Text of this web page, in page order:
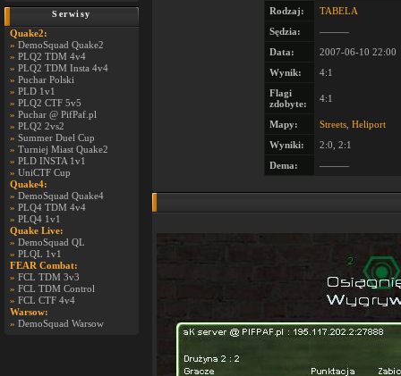
Serwisy
Quake2:
» DemoSquad Quake2
» PLQ2 TDM 4v4
» PLQ2 TDM Insta 4v4
» Puchar Polski
» PLD 1v1
» PLQ2 CTF 5v5
» Puchar @ PifPaf.pl
» PLQ2 2vs2
» Summer Duel Cup
» Turniej Miast Quake2
» PLD INSTA 1v1
» UniCTF Cup
Quake4:
» DemoSquad Quake4
» PLQ4 TDM 4v4
» PLQ4 1v1
Quake Live:
» DemoSquad QL
» PLQL 1v1
FEAR Combat:
» FCL TDM 3v3
» FCL TDM Control
» FCL CTF 4v4
Warsow:
» DemoSquad Warsow
Rodzaj:
TABELA
Sędzia:
———
Data:
2007-06-10 22:00
Wynik:
4:1
Flagi
zdobyte:
4:1
Mapy: Streets Heliport
Wyniki:
2:0, 2:1
Dema:
———